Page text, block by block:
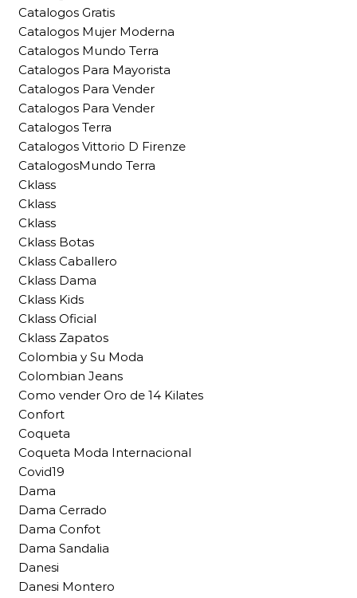
Catalogos Gratis
Catalogos Mujer Moderna
Catalogos Mundo Terra
Catalogos Para Mayorista
Catalogos Para Vender
Catalogos Para Vender
Catalogos Terra
Catalogos Vittorio D Firenze
CatalogosMundo Terra
Cklass
Cklass
Cklass
Cklass Botas
Cklass Caballero
Cklass Dama
Cklass Kids
Cklass Oficial
Cklass Zapatos
Colombia y Su Moda
Colombian Jeans
Como vender Oro de 14 Kilates
Confort
Coqueta
Coqueta Moda Internacional
Covid19
Dama
Dama Cerrado
Dama Confot
Dama Sandalia
Danesi
Danesi Montero